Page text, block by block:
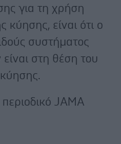
για τη χρήση
είναι ότι ο
συστήματος
στη θέση του
JAMA